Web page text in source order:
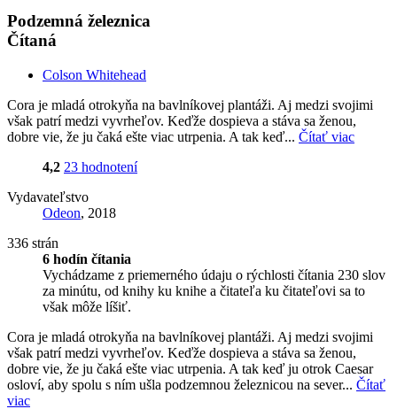
Podzemná železnica
Čítaná
Colson Whitehead
Cora je mladá otrokyňa na bavlníkovej plantáži. Aj medzi svojimi
však patrí medzi vyvrheľov. Keďže dospieva a stáva sa ženou,
dobre vie, že ju čaká ešte viac utrpenia. A tak keď... Čítať viac
4,2 23 hodnotení
Vydavateľstvo
Odeon, 2018
336 strán
6 hodín čítania
Vychádzame z priemerného údaju o rýchlosti čítania 230 slov
za minútu, od knihy ku knihe a čitateľa ku čitateľovi sa to
však môže líšiť.
Cora je mladá otrokyňa na bavlníkovej plantáži. Aj medzi svojimi
však patrí medzi vyvrheľov. Keďže dospieva a stáva sa ženou,
dobre vie, že ju čaká ešte viac utrpenia. A tak keď ju otrok Caesar
osloví, aby spolu s ním ušla podzemnou železnicou na sever... Čítať
viac